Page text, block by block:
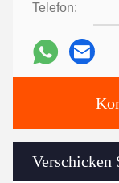
Telefon:
Verschicken